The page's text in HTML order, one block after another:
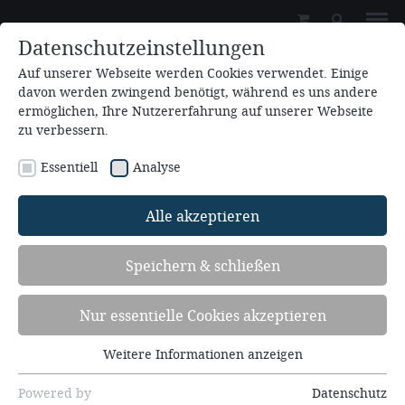
Zum Kalender hinzufügen
26.08.2026 - 30.08.2026
Seelsorgeseminar (2.SK26)
Versöhnt mit gestern - Familienaufstellungen auf
Redner: Rüdiger Gunzelmann, Hedwig Gunzelmann
Datenschutzeinstellungen
Auf unserer Webseite werden Cookies verwendet. Einige
davon werden zwingend benötigt, während es uns andere
ermöglichen, Ihre Nutzererfahrung auf unserer Webseite
zu verbessern.
Essentiell Analyse
Alle akzeptieren
Speichern & schließen
Nur essentielle Cookies akzeptieren
Essentielle Cookies werden für grundlegende
Weitere Informationen anzeigen
Powered by
Datenschutz